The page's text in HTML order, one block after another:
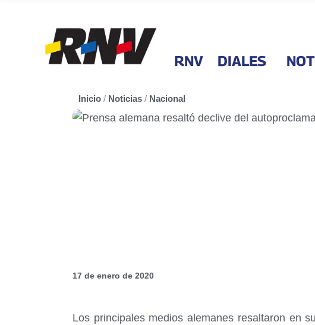
RNV DIALES
Inicio / Noticias / Nacional
17 de enero de 2020
Los principales medios alemanes resaltaron en